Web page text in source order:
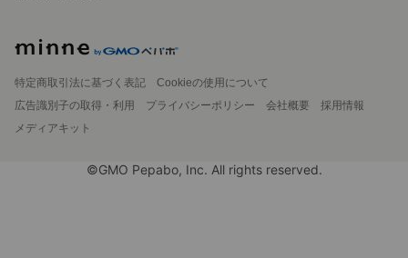
特定商取引法に基づく表記
Cookieの使用について
広告識別子の取得・利用
プライバシーポリシー 会社概要
採用情報
メディアキット
©GMO Pepabo, Inc. All rights reserved.